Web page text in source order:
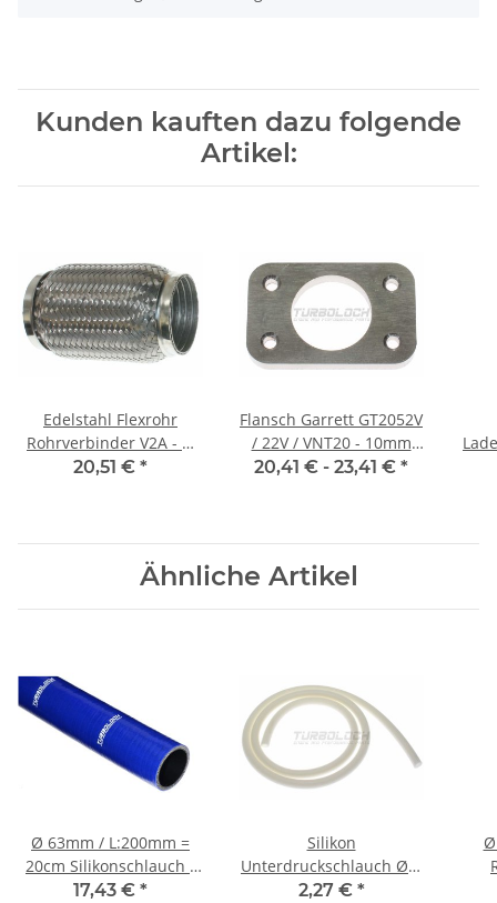
Kunden kauften dazu folgende
Artikel:
Edelstahl Flexrohr
Rohrverbinder V2A - Ø
70mm L: 150mm (mit
20,51 € *
Flansch Garrett GT2052V
/ 22V / VNT20 - 10mm
Edelstahl 1.4301 - VAG
20,41 € - 23,41 € *
Ähnliche Artikel
Ø 63mm / L:200mm =
20cm Silikonschlauch -
blau
17,43 € *
Silikon
Unterdruckschlauch Ø 6
mm - weiß
2,27 € *